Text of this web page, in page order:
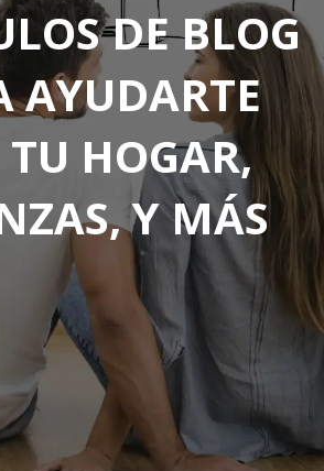
DE BLOG
AYUDARTE
HOGAR,
Y MÁS